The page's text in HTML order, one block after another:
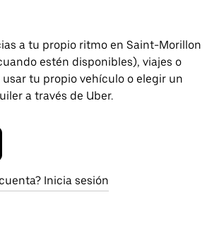
a tu propio ritmo en Saint-Morillon
estén disponibles), viajes o
usar tu propio vehículo o elegir un
a través de Uber.
Inicia sesión